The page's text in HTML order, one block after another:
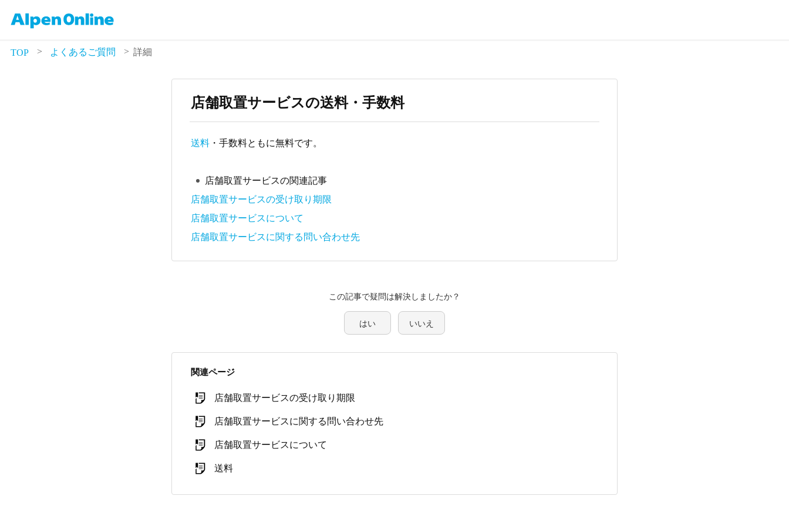
TOP よくあるご質問 詳細
店舗取置サービスの送料・手数料
送料 ・手数料ともに無料です。
店舗取置サービスの関連記事
店舗取置サービスの受け取り期限
店舗取置サービスについて
店舗取置サービスに関する問い合わせ先
この記事で疑問は解決しましたか？
はい いいえ
関連ページ
店舗取置サービスの受け取り期限
店舗取置サービスに関する問い合わせ先
店舗取置サービスについて
送料